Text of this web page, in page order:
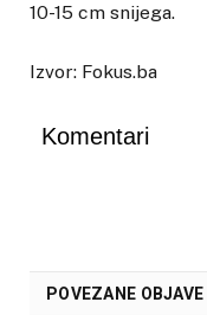
10-15 cm snijega.
Izvor: Fokus.ba
Komentari
POVEZANE OBJAVE